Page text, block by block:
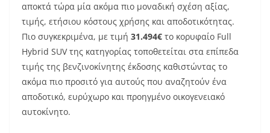
αποκτά τώρα μία ακόμα πιο μοναδική σχέση αξίας,
τιμής, ετήσιου κόστους χρήσης και αποδοτικότητας.
Πιο συγκεκριμένα, με τιμή 31.494€ το κορυφαίο Full
Hybrid SUV της κατηγορίας τοποθετείται στα επίπεδα
τιμής της βενζινοκίνητης έκδοσης καθιστώντας το
ακόμα πιο προσιτό για αυτούς που αναζητούν ένα
αποδοτικό, ευρύχωρο και προηγμένο οικογενειακό
αυτοκίνητο.